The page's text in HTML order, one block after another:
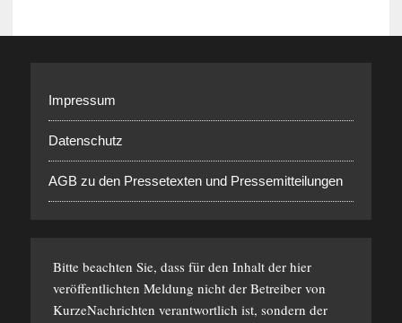
Impressum
Datenschutz
AGB zu den Pressetexten und Pressemitteilungen
Bitte beachten Sie, dass für den Inhalt der hier
veröffentlichten Meldung nicht der Betreiber von
KurzeNachrichten verantwortlich ist, sondern der